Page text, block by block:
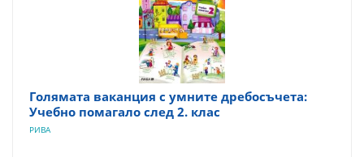
Голямата ваканция с умните дребосъчета:
Учебно помагало след 2. клас
РИВА